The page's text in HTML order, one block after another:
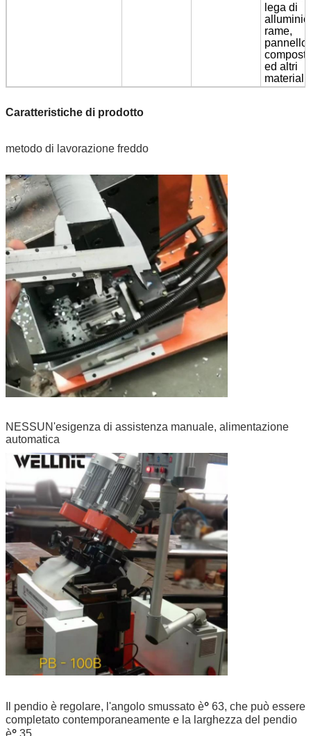
lega di
rame,
pannello
ed altri
materiali
Caratteristiche di prodotto
metodo di lavorazione freddo
NESSUN'esigenza di assistenza manuale, alimentazione
automatica
Il pendio è regolare, l'angolo smussato è° 63, che può essere
completato contemporaneamente e la larghezza del pendio
è° 35